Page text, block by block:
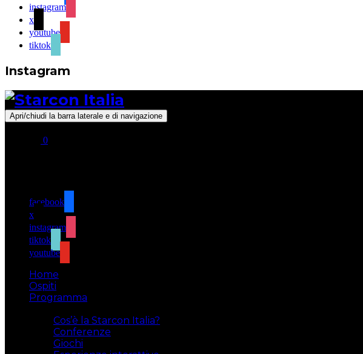
instagram
x
youtube
tiktok
Instagram
Apri/chiudi la barra laterale e di navigazione
0
facebook
x
instagram
tiktok
youtube
Home
Ospiti
Programma
Cos’è la Starcon Italia?
Conferenze
Giochi